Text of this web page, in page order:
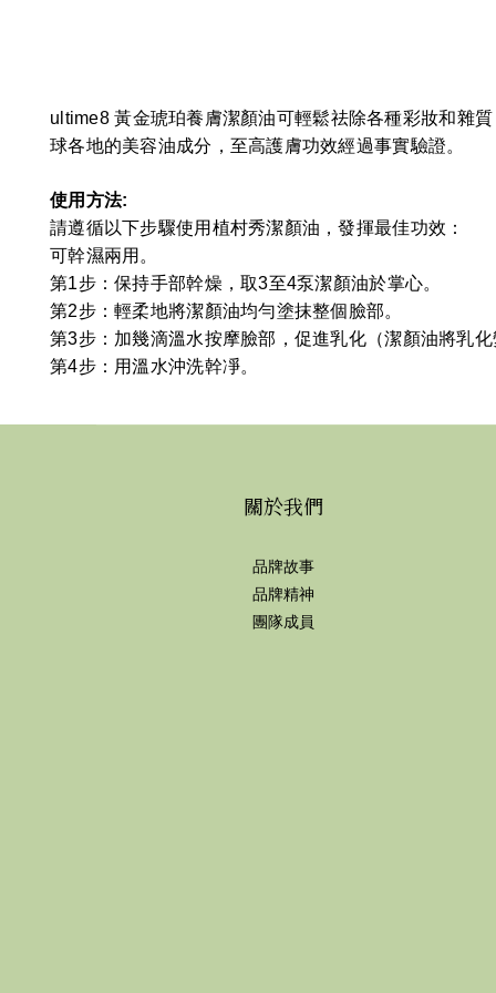
ultime8 黃金琥珀養膚潔顏油可輕鬆祛除各種彩妝和雜
球各地的美容油成分，至高護膚功效經過事實驗證。
使用方法:
請遵循以下步驟使用植村秀潔顏油，發揮最佳功效：
可幹濕兩用。
第1步：保持手部幹燥，取3至4泵潔顏油於掌心。
第2步：輕柔地將潔顏油均勻塗抹整個臉部。
第3步：加幾滴溫水按摩臉部，促進乳化（潔顏油將乳
第4步：用溫水沖洗幹凈。
關於我們
品牌故事
品牌精神
團隊成員